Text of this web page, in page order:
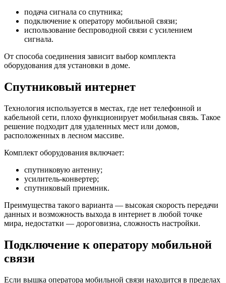
подача сигнала со спутника;
подключение к оператору мобильной связи;
использование беспроводной связи с усилением
сигнала.
От способа соединения зависит выбор комплекта
оборудования для установки в доме.
Спутниковый интернет
Технология используется в местах, где нет телефонной и
кабельной сети, плохо функционирует мобильная связь. Такое
решение подходит для удаленных мест или домов,
расположенных в лесном массиве.
Комплект оборудования включает:
спутниковую антенну;
усилитель-конвертер;
спутниковый приемник.
Преимущества такого варианта — высокая скорость передачи
данных и возможность выхода в интернет в любой точке
мира, недостатки — дороговизна, сложность настройки.
Подключение к оператору мобильной
связи
Если вышка оператора мобильной связи находится в пределах